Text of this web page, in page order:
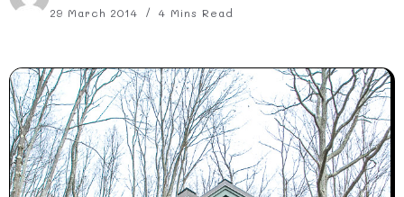
29 March 2014 4 Mins Read